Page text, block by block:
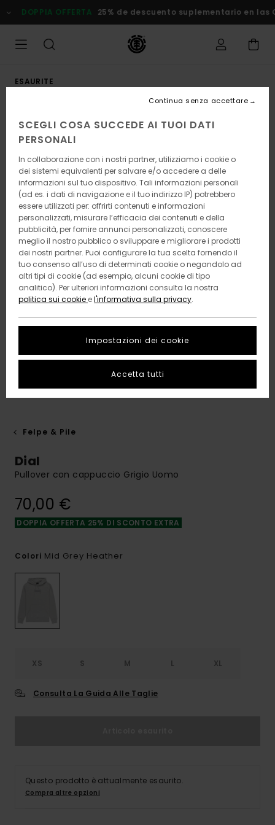
alle
informazioni
prodotto
DOPPIA OFFERTA 25% de descuento suplementario en las
ESAURITE
Felpe & Pile
Dial
Pullover con cappuccio Grigio Uomo
70,00 €
DOPPIA OFFERTA 25% DI SCONTO EXTRA
Colori Mid Grey Heather
XS S M L XL
Consulta La Guida Alle Taglie
Questo prodotto è attualmente esaurito.
Compra altre opzioni
SCEGLI COSA SUCCEDE AI TUOI DATI
PERSONALI
In collaborazione con i nostri partner, utilizziamo i cookie o
dei sistemi equivalenti per salvare e/o accedere a delle
informazioni sul tuo dispositivo. Tali informazioni personali
(ad es. i dati di navigazione e il tuo indirizzo IP) potrebbero
essere utilizzati per: offrirti contenuti e informazioni
personalizzati, misurare l’efficacia dei contenuti e della
pubblicità, per fornire annunci personalizzati, conoscere
meglio il nostro pubblico o sviluppare e migliorare i prodotti
dei nostri partner. Puoi configurare la tua scelta fornendo il
tuo consenso all’uso di determinati cookie o negandolo ad
altri tipi di cookie (ad esempio, alcuni cookie di tipo
analitico). Per ulteriori informazioni consulta la nostra
politica sui cookie el'informativa sulla privacy.
Impostazioni dei cookie
Continua senza accettare
Accetta tutti